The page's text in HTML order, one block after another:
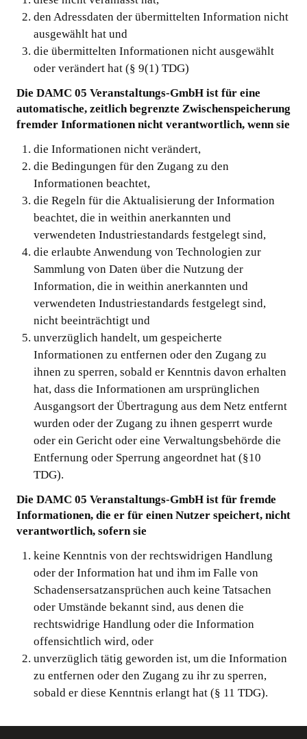
den Adressdaten der übermittelten Information nicht
ausgewählt hat und
die übermittelten Informationen nicht ausgewählt
oder verändert hat (§ 9(1) TDG)
Die DAMC 05 Veranstaltungs-GmbH ist für eine
automatische, zeitlich begrenzte Zwischenspeicherung
fremder Informationen nicht verantwortlich, wenn sie
die Informationen nicht verändert,
die Bedingungen für den Zugang zu den
Informationen beachtet,
die Regeln für die Aktualisierung der Information
beachtet, die in weithin anerkannten und
verwendeten Industriestandards festgelegt sind,
die erlaubte Anwendung von Technologien zur
Sammlung von Daten über die Nutzung der
Information, die in weithin anerkannten und
verwendeten Industriestandards festgelegt sind,
nicht beeinträchtigt und
unverzüglich handelt, um gespeicherte
Informationen zu entfernen oder den Zugang zu
ihnen zu sperren, sobald er Kenntnis davon erhalten
hat, dass die Informationen am ursprünglichen
Ausgangsort der Übertragung aus dem Netz entfernt
wurden oder der Zugang zu ihnen gesperrt wurde
oder ein Gericht oder eine Verwaltungsbehörde die
Entfernung oder Sperrung angeordnet hat (§10
TDG).
Die DAMC 05 Veranstaltungs-GmbH ist für fremde
Informationen, die er für einen Nutzer speichert, nicht
verantwortlich, sofern sie
keine Kenntnis von der rechtswidrigen Handlung
oder der Information hat und ihm im Falle von
Schadensersatzansprüchen auch keine Tatsachen
oder Umstände bekannt sind, aus denen die
rechtswidrige Handlung oder die Information
offensichtlich wird, oder
unverzüglich tätig geworden ist, um die Information
zu entfernen oder den Zugang zu ihr zu sperren,
sobald er diese Kenntnis erlangt hat (§ 11 TDG).